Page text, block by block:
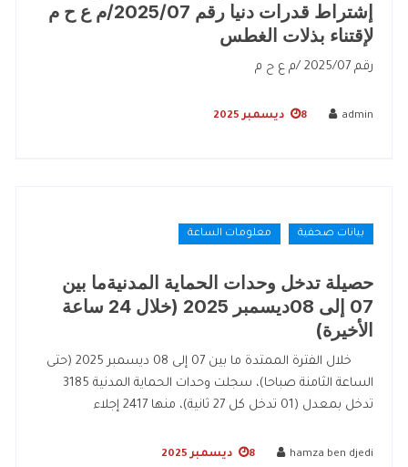
إشتراط قدرات دنيا رقم 2025/07/م ع ح م
لإقتناء بذلات الغطس
رقم 2025/07 /م ع ح م
admin 8 ديسمبر 2025
بيانات صحفية معلومات الساعة
حصيلة تدخل وحدات الحماية المدنيةما بين
07 إلى 08ديسمبر 2025 (خلال 24 ساعة
الأخيرة)
خلال الفترة الممتدة ما بين 07 إلى 08 ديسمبر 2025 (حتى
الساعة الثامنة صباحا)، سجلت وحدات الحماية المدنية 3185
تدخل بمعدل (01 تدخل كل 27 ثانية)، منها 2417 إجلاء
hamza ben djedi 8 ديسمبر 2025